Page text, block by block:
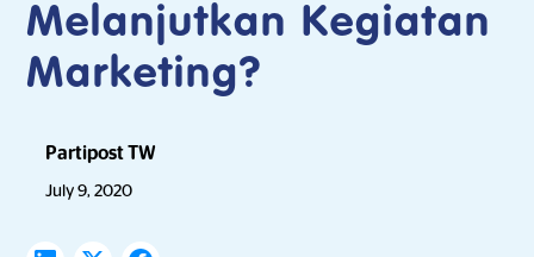
Melanjutkan Kegiatan
Marketing?
Partipost TW
July 9, 2020